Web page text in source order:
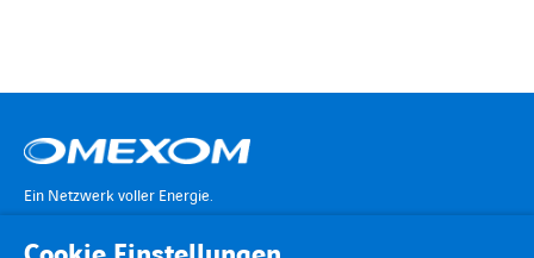
Ein Netzwerk voller Energie.